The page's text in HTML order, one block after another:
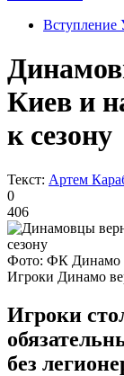
Киев и
к сезону
Текст: Артем
0
406
Фото: ФК Динамо
Игроки Динамо
Игроки
без